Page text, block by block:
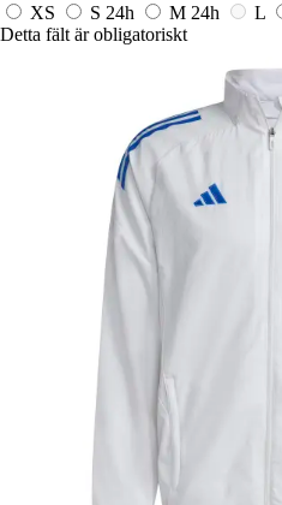
XS
S 24h M 24h L
Detta fält är obligatoriskt